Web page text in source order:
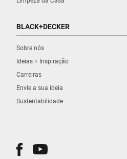
BLACK+DECKER
Sobre nós
Ideias + Inspiração
Carreiras
Envie a sua ideia
Sustentabilidade